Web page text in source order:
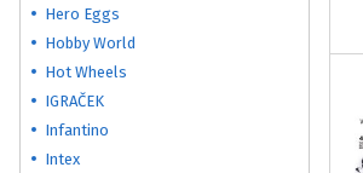
Hero Eggs
Hobby World
Hot Wheels
IGRAČEK
Infantino
Intex